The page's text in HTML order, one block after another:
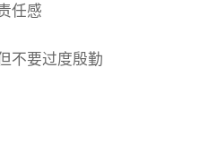
任感
不要过度殷勤